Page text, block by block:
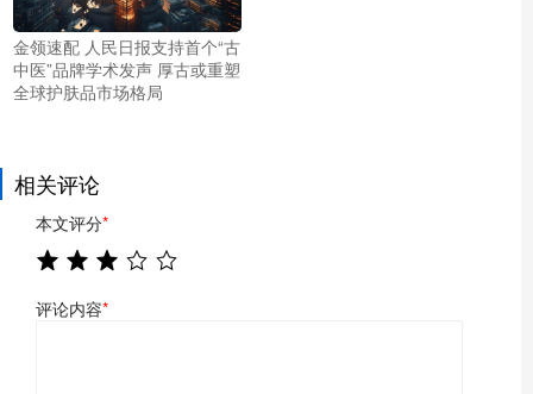
金领速配 人民日报支持首个“古
中医”品牌学术发声 厚古或重塑
全球护肤品市场格局
相关评论
本文评分*
评论内容*